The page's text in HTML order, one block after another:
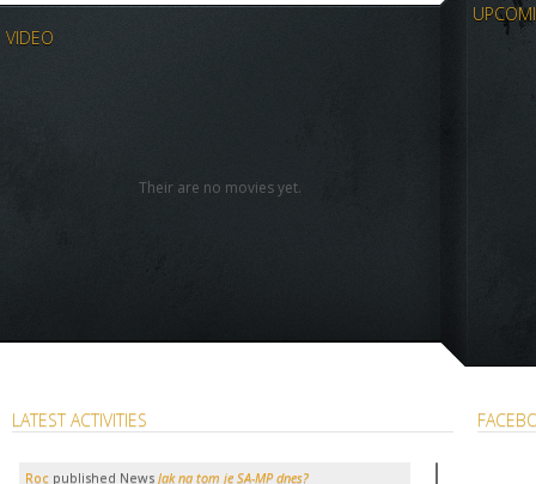
VIDEO
Their are no movies yet.
LATEST ACTIVITIES
Roc published News Jak na tom je SA-MP dnes?